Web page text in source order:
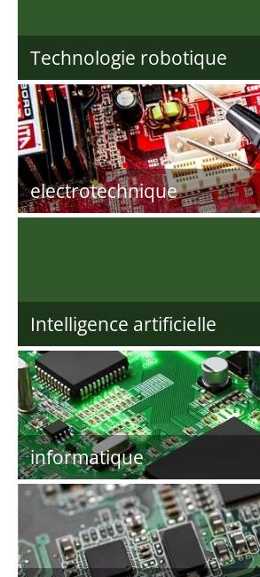
Technologie robotique
electrotechnique
Intelligence artificielle
informatique